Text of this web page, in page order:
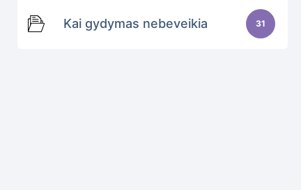
Kai gydymas nebeveikia 31